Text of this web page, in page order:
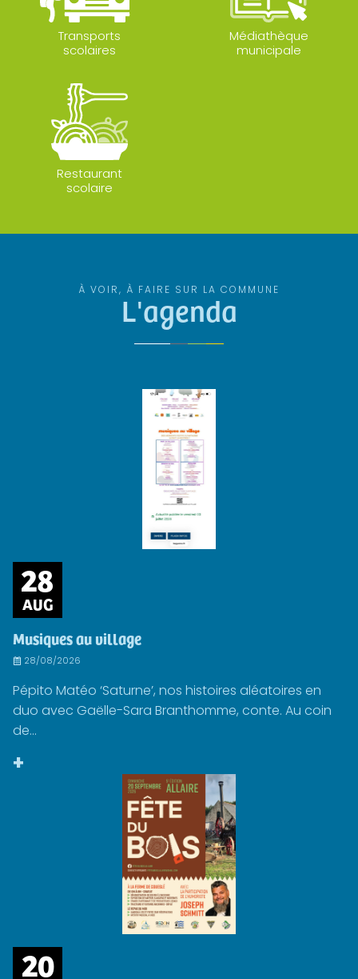
Transports
scolaires
Médiathèque
municipale
Restaurant
scolaire
À VOIR, À FAIRE SUR LA COMMUNE
L'agenda
28
AUG
Musiques au village
28/08/2026
Pépito Matéo ‘Saturne’, nos histoires aléatoires en
duo avec Gaëlle-Sara Branthomme, conte. Au coin
de...
+
20